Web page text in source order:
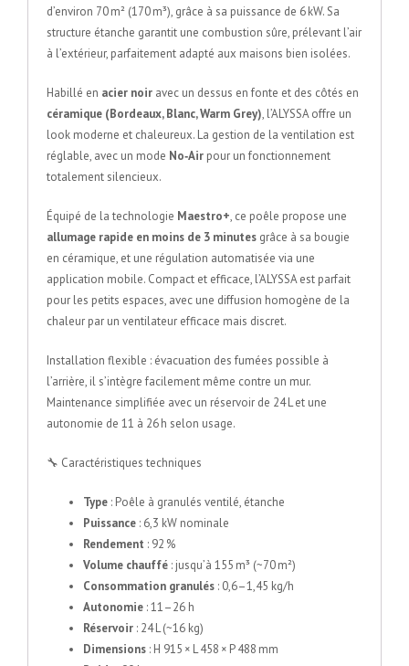
d’environ 70 m² (170 m³), grâce à sa puissance de 6 kW. Sa
structure étanche garantit une combustion sûre, prélevant l’air
à l’extérieur, parfaitement adapté aux maisons bien isolées.
Habillé en acier noir avec un dessus en fonte et des côtés en
céramique (Bordeaux, Blanc, Warm Grey), l’ALYSSA offre un
look moderne et chaleureux. La gestion de la ventilation est
réglable, avec un mode No‑Air pour un fonctionnement
totalement silencieux.
Équipé de la technologie Maestro+, ce poêle propose une
allumage rapide en moins de 3 minutes grâce à sa bougie
en céramique, et une régulation automatisée via une
application mobile. Compact et efficace, l’ALYSSA est parfait
pour les petits espaces, avec une diffusion homogène de la
chaleur par un ventilateur efficace mais discret.
Installation flexible : évacuation des fumées possible à
l’arrière, il s’intègre facilement même contre un mur.
Maintenance simplifiée avec un réservoir de 24 L et une
autonomie de 11 à 26 h selon usage.
🔧 Caractéristiques techniques
Type : Poêle à granulés ventilé, étanche
Puissance : 6,3 kW nominale
Rendement : 92 %
Volume chauffé : jusqu’à 155 m³ (~70 m²)
Consommation granulés : 0,6–1,45 kg/h
Autonomie : 11–26 h
Réservoir : 24 L (~16 kg)
Dimensions : H 915 × L 458 × P 488 mm